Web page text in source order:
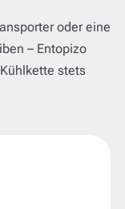
oder eine
– Entopizo
stets